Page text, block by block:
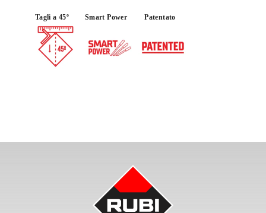
Tagli a 45º Smart Power Patentato